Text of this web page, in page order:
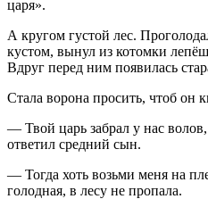
царя».
А кругом густой лес.
кустом, вынул из котомки
Вдруг перед ним появилась
Стала ворона просить, чтоб он
— Твой царь забрал у нас
ответил средний сын.
— Тогда хоть возьми меня на
голодная, в лесу не пропала.